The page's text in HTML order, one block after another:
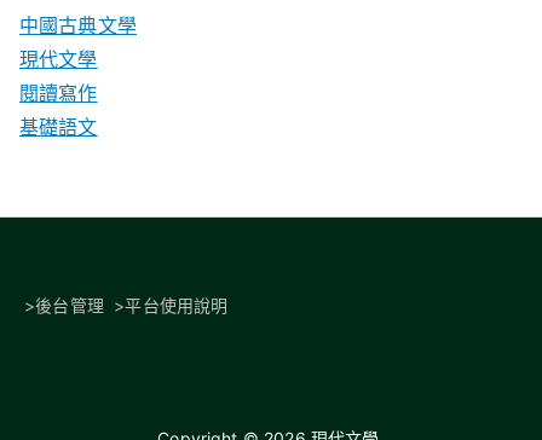
中國古典文學
現代文學
閱讀寫作
基礎語文
>後台管理 >平台使用說明